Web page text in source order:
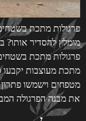
פרגולות מתכת
מומלץ להסדיר
פרגולות מתכת
מתכת מעוצבות
מטפחים וישמשו
את מבנה הפרגולה